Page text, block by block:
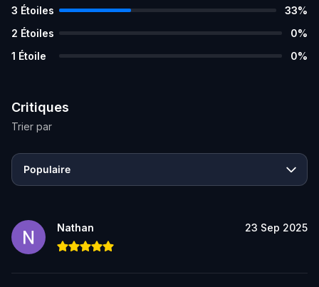
3 Étoiles 33%
2 Étoiles 0%
1 Étoile 0%
Critiques
Trier par
Populaire
Nathan 23 Sep 2025